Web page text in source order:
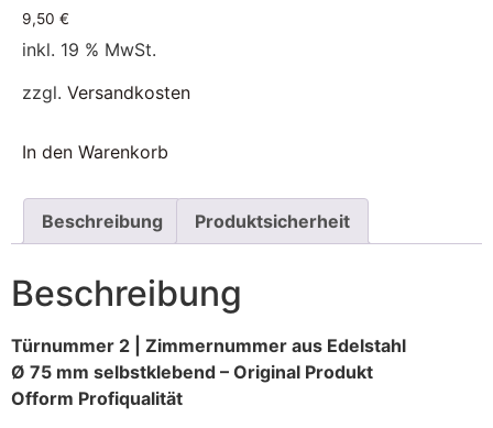
9,50 €
inkl. 19 % MwSt.
zzgl. Versandkosten
In den Warenkorb
Beschreibung Produktsicherheit
Beschreibung
Türnummer 2 | Zimmernummer aus Edelstahl
Ø 75 mm selbstklebend – Original Produkt
Ofform Profiqualität